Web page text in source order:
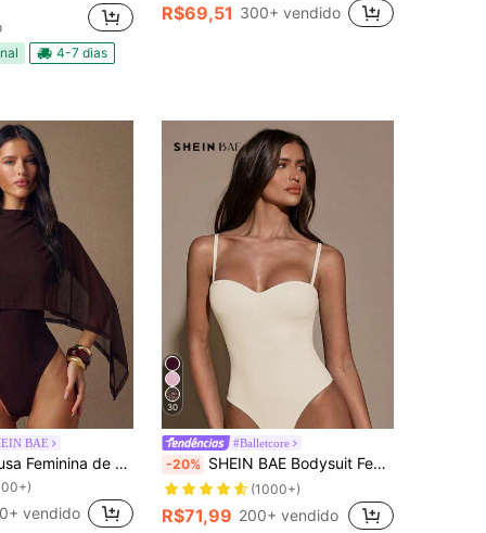
4-7 dias
R$69,51 300+ vendido
BAE
SHEIN BAE Blusa Feminina de Ombro Oblíquo com Babados e Camadas de Chiffon, Blusa Elegante, Blusa de Moda Minimalista
vendido
30
#Balletcore
-20% SHEIN BAE Bodysuit Feminino Casual de Alça Fina em Cor Sólida, Verão
(1000+)
R$71,99 200+ vendido